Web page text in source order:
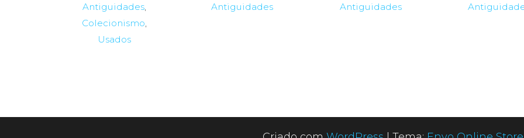
Antiguidades,
Colecionismo,
Usados
Antiguidades Antiguidades